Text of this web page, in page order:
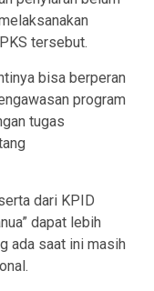
tersebut.
bisa berperan
program
tugas
dari KPID
dapat lebih
ada saat ini masih